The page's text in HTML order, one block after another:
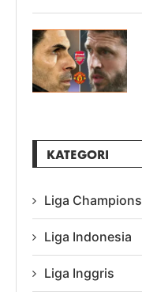
KATEGORI
Liga Champions
Liga Indonesia
Liga Inggris